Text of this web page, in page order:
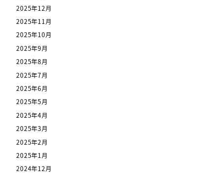
2025年12月
2025年11月
2025年10月
2025年9月
2025年8月
2025年7月
2025年6月
2025年5月
2025年4月
2025年3月
2025年2月
2025年1月
2024年12月